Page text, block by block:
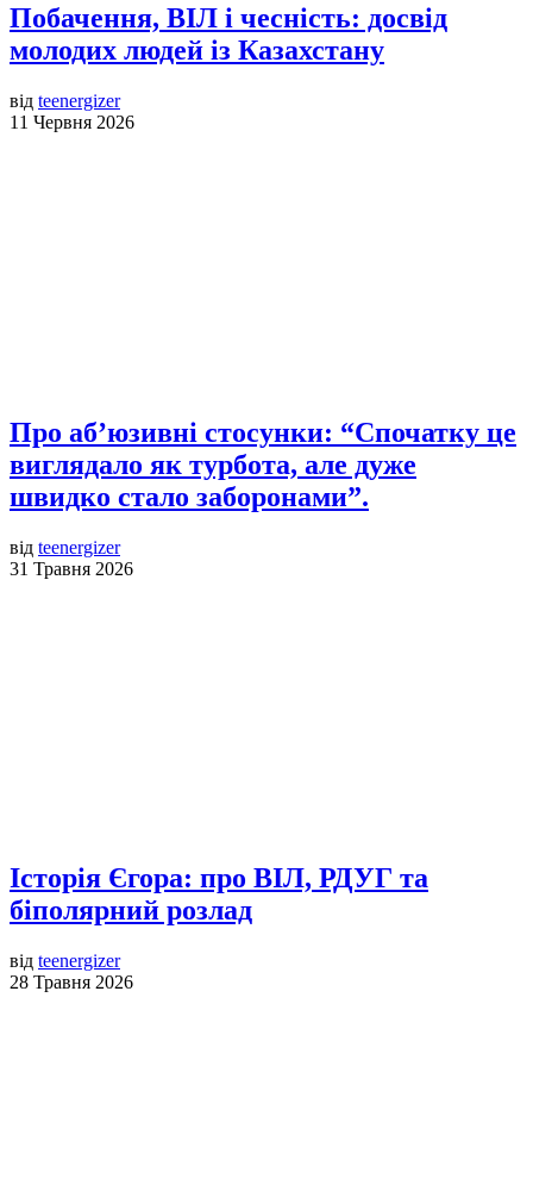
Побачення, ВІЛ і чесність: досвід
молодих людей із Казахстану
від teenergizer
11 Червня 2026
Про аб’юзивні стосунки: “Спочатку це
виглядало як турбота, але дуже
швидко стало заборонами”.
від teenergizer
31 Травня 2026
Історія Єгора: про ВІЛ, РДУГ та
біполярний розлад
від teenergizer
28 Травня 2026